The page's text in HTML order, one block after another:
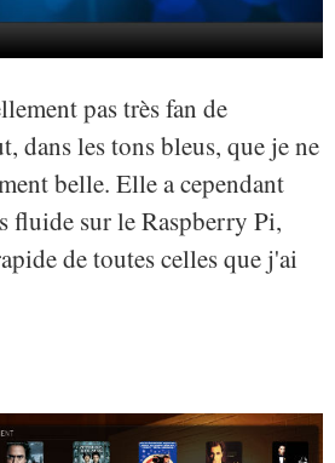
pas très fan de
dans les tons bleus, que je ne
belle. Elle a cependant
fluide sur le Raspberry Pi,
de toutes celles que j'ai